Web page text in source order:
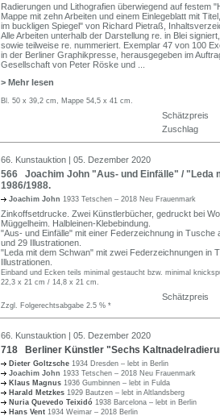
Radierungen und Lithografien überwiegend auf festem
Mappe mit zehn Arbeiten und einem Einlegeblatt mit
im buckligen Spiegel" von Richard Pietraß,
Alle Arbeiten unterhalb der Darstellung re. in Blei
sowie teilweise re. nummeriert. Exemplar 47 von 100
in der Berliner Graphikpresse, herausgegeben im
Gesellschaft von Peter Röske und
> Mehr lesen
Bl. 50 x 39,2 cm, Mappe 54,5 x 41 cm.
Schätzpreis
Zuschlag
66. Kunstauktion | 05. Dezember 2020
566 Joachim John "Aus- und Einfälle" / "Leda
1986/1988.
Joachim John 1933 Tetschen – 2018 Neu Frauenmark
Zinkoffsetdrucke. Zwei Künstlerbücher, gedruckt bei
Müggelheim. Halbleinen-Klebebindung.
"Aus- und Einfälle" mit einer Federzeichnung in Tusche
und 29 Illustrationen.
"Leda mit dem Schwan" mit zwei Federzeichnungen in
Illustrationen.
Einband und Ecken teils minimal gestaucht bzw. minimal
22,3 x 21 cm / 14,8 x 21 cm.
Schätzpreis
Zzgl. Folgerechtsabgabe 2.5 % *
66. Kunstauktion | 05. Dezember 2020
718 Berliner Künstler "Sechs
Dieter Goltzsche 1934 Dresden – lebt in Berlin
Joachim John 1933 Tetschen – 2018 Neu Frauenmark
Klaus Magnus 1936 Gumbinnen – lebt in Fulda
Harald Metzkes 1929 Bautzen – lebt in Altlandsberg
Nuria Quevedo Teixidó 1938 Barcelona – lebt in Berlin
Hans Vent 1934 Weimar – 2018 Berlin